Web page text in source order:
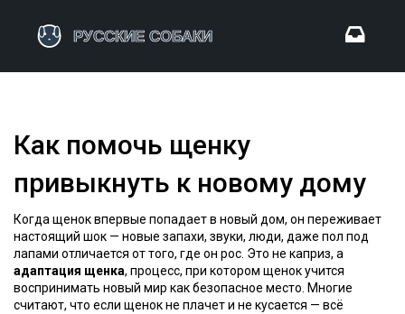
Как помочь щенку
привыкнуть к новому дому
Когда щенок впервые попадает в новый дом, он переживает
настоящий шок — новые запахи, звуки, люди, даже пол под
лапами отличается от того, где он рос. Это не каприз, а
адаптация щенка, процесс, при котором щенок учится
воспринимать новый мир как безопасное место . Многие
считают, что если щенок не плачет и не кусается — всё